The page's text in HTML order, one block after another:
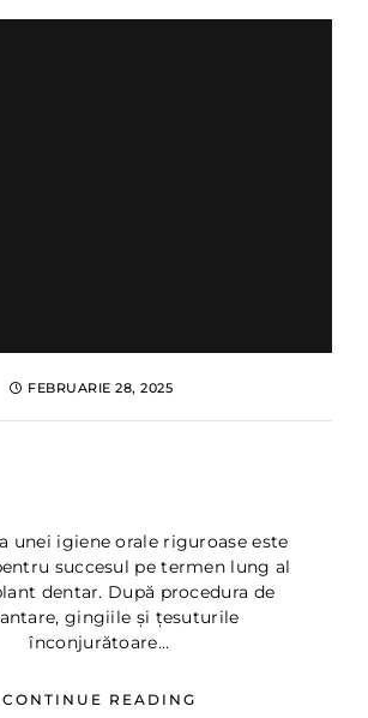
FEBRUARIE 28, 2025
unei igiene orale riguroase este
succesul pe termen lung al
dentar. După procedura de
gingiile și țesuturile
înconjurătoare...
CONTINUE READING